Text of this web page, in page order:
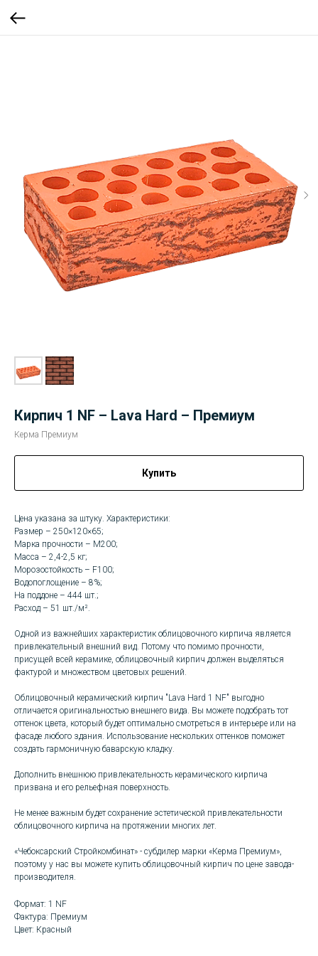
Кирпич 1 NF – Lava Hard – Премиум
Керма Премиум
Купить
Цена указана за штуку. Характеристики:
Размер – 250×120×65;
Марка прочности – М200;
Масса – 2,4-2,5 кг;
Морозостойкость – F100;
Водопоглощение – 8%;
На поддоне – 444 шт.;
Расход – 51 шт./м².
Одной из важнейших характеристик облицовочного кирпича является
привлекательный внешний вид. Потому что помимо прочности,
присущей всей керамике, облицовочный кирпич должен выделяться
фактурой и множеством цветовых решений.
Облицовочный керамический кирпич "Lava Hard 1 NF" выгодно
отличается оригинальностью внешнего вида. Вы можете подобрать тот
оттенок цвета, который будет оптимально смотреться в интерьере или на
фасаде любого здания. Использование нескольких оттенков поможет
создать гармоничную баварскую кладку.
Дополнить внешнюю привлекательность керамического кирпича
призвана и его рельефная поверхность.
Не менее важным будет сохранение эстетической привлекательности
облицовочного кирпича на протяжении многих лет.
«Чебоксарский Стройкомбинат» - субдилер марки «Керма Премиум»,
поэтому у нас вы можете купить облицовочный кирпич по цене завода-
производителя.
Формат: 1 NF
Фактура: Премиум
Цвет: Красный